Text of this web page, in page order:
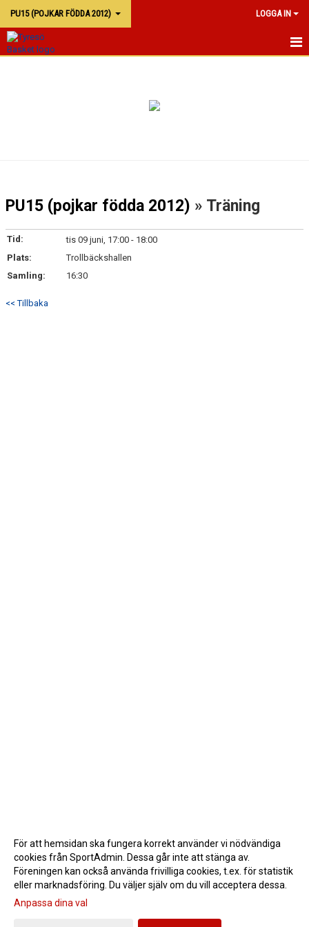
PU15 (POJKAR FÖDDA 2012) LOGGA IN
PU15 (pojkar födda 2012) » Träning
Tid:
tis 09 juni, 17:00 - 18:00
Plats:
Trollbäckshallen
Samling:
16:30
<< Tillbaka
Gå till Webbversion
För att hemsidan ska fungera korrekt använder vi nödvändiga
cookies från SportAdmin. Dessa går inte att stänga av.
Föreningen kan också använda frivilliga cookies, t.ex. för statistik
eller marknadsföring. Du väljer själv om du vill acceptera dessa.
Anpassa dina val